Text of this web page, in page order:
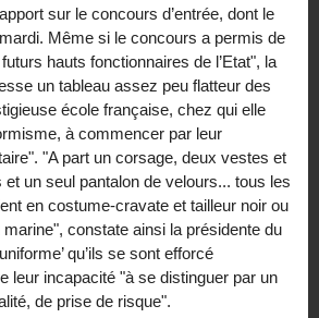
sur le concours d’entrée, dont le
Même si le concours a permis de
hauts fonctionnaires de l’Etat", la
un tableau assez peu flatteur des
école française, chez qui elle
à commencer par leur
"A part un corsage, deux vestes et
un seul pantalon de velours... tous les
en costume-cravate et tailleur noir ou
constate ainsi la présidente du
qu’ils se sont efforcé
leur incapacité "à se distinguer par un
de prise de risque".